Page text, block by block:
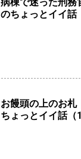
のちょっとイイ話
お饅頭の上のお札
ちょっとイイ話（